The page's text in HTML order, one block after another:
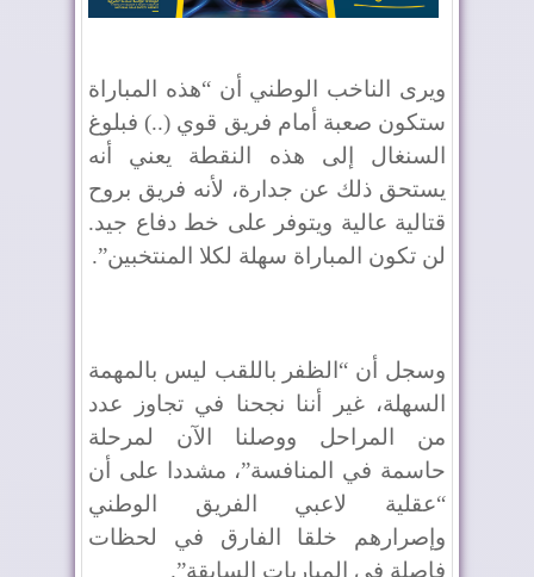
ويرى الناخب الوطني أن “هذه المباراة
ستكون صعبة أمام فريق قوي (..) فبلوغ
السنغال إلى هذه النقطة يعني أنه
يستحق ذلك عن جدارة، لأنه فريق بروح
قتالية عالية ويتوفر على خط دفاع جيد.
لن تكون المباراة سهلة لكلا المنتخبين”.
وسجل أن “الظفر باللقب ليس بالمهمة
السهلة، غير أننا نجحنا في تجاوز عدد
من المراحل ووصلنا الآن لمرحلة
حاسمة في المنافسة”، مشددا على أن
“عقلية لاعبي الفريق الوطني
وإصرارهم خلقا الفارق في لحظات
فاصلة في المباريات السابقة”.